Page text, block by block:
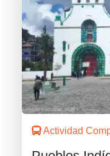
Actividad